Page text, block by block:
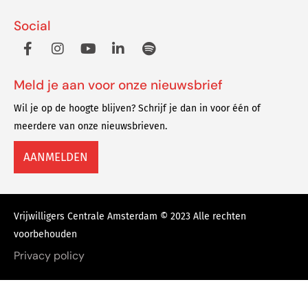
Social
Meld je aan voor onze nieuwsbrief
Wil je op de hoogte blijven? Schrijf je dan in voor één of
meerdere van onze nieuwsbrieven.
AANMELDEN
Vrijwilligers Centrale Amsterdam © 2023 Alle rechten
voorbehouden
Privacy policy